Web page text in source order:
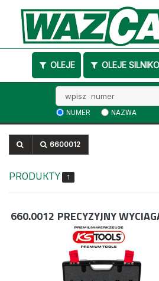
OLEJE OLEJE
numer
NUMER NAZWA
6600012
PRODUKTY 1
660.0012 PRECYZYJNY